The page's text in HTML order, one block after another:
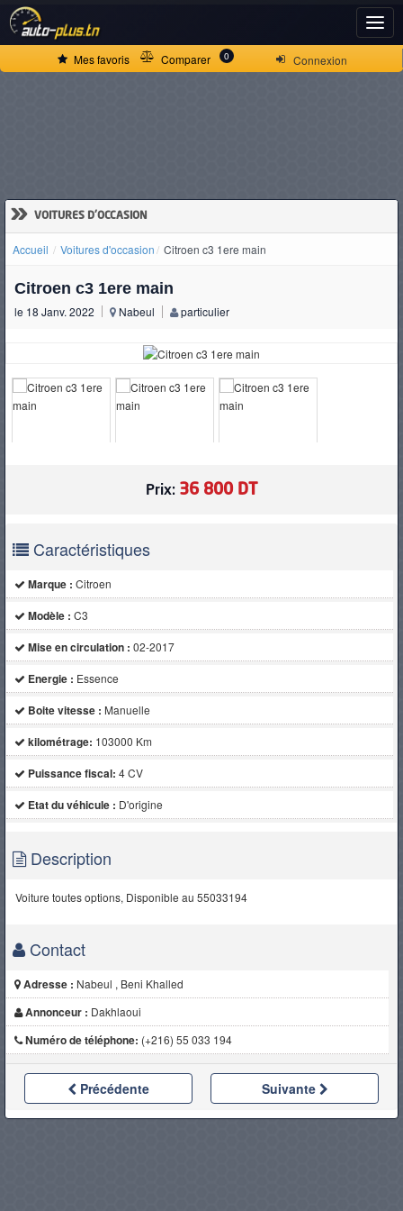
Connexion
Mes favoris Comparer 0
» VOITURES D'OCCASION
Accueil Voitures d'occasion Citroen c3 1ere main
Citroen c3 1ere main
le 18 Janv. 2022 Nabeul particulier
Prix: 36 800 DT
Caractéristiques
Marque : Citroen
Modèle : C3
Mise en circulation : 02-2017
Energie : Essence
Boite vitesse : Manuelle
kilométrage: 103000 Km
Puissance fiscal: 4 CV
Etat du véhicule : D'origine
Description
Voiture toutes options, Disponible au 55033194
Contact
Adresse : Nabeul , Beni Khalled
Annonceur : Dakhlaoui
Numéro de téléphone: (+216) 55 033 194
Précédente Suivante
ACCUEIL
D'OCCASION